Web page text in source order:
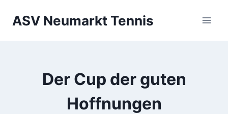
InhaltASV Neumarkt Tennis
Der Cup der guten
Hoffnungen